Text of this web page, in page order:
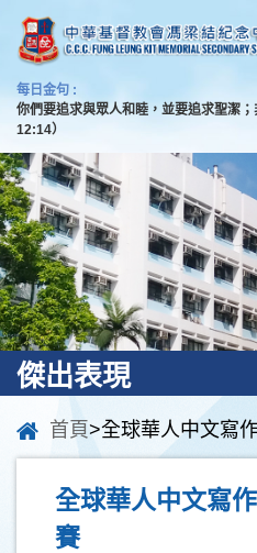
每日金句 :
你們要追求與眾人和睦，並要追求聖潔
12:14）
傑出表現
首頁>全球華人中文寫
全球華人中文寫
賽